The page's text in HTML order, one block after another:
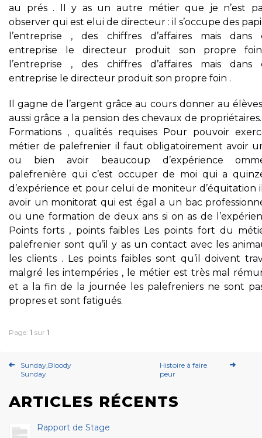
au prés . II y as un autre métier que je n’est
observer qui est elui de directeur : il s’occupe des
l’entreprise , des chiffres d’affaires mais dans
entreprise le directeur produit son propre
l’entreprise , des chiffres d’affaires mais dans
entreprise le directeur produit son propre foin .
Il gagne de l’argent grâce au cours donner au
aussi grâce a la pension des chevaux de
Formations , qualités requises Pour pouvoir
métier de palefrenier il faut obligatoirement avoir
ou bien avoir beaucoup d’expérience
palefrenière qui c’est occuper de moi qui a
d’expérience et pour celui de moniteur d’équitation
avoir un monitorat qui est égal a un bac
ou une formation de deux ans si on as de
Points forts , points faibles Les points fort du
palefrenier sont qu’il y as un contact avec les
les clients . Les points faibles sont qu’il doivent
malgré les intempéries , le métier est très mal
et a la fin de la journée les palefreniers ne sont
propres et sont fatigués.
Page: 1 sur 1
Sunday,Bloody
Sunday
Histoire à faire
peur
ARTICLES RÉCENTS
Rapport de Stage